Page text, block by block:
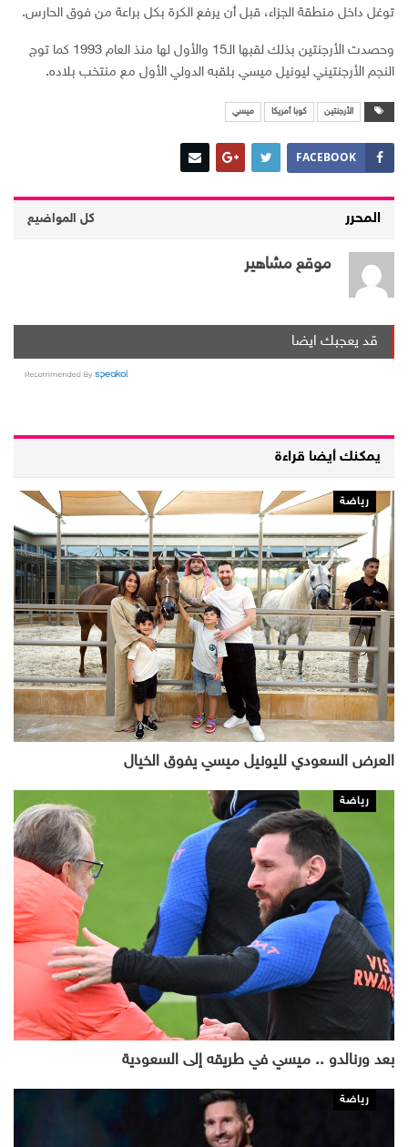
توغل داخل منطقة الجزاء، قبل أن يرفع الكرة بكل براعة من فوق الحارس.
وحصدت الأرجنتين بذلك لقبها الـ15 والأول لها منذ العام 1993 كما توج
النجم الأرجنتيني ليونيل ميسي بلقبه الدولي الأول مع منتخب بلاده.
الأرجنتين كوبا أمريكا ميسي
FACEBOOK
المحرر كل المواضيع
موقع مشاهير
قد يعجبك ايضا
يمكنك أيضا قراءة
رياضة
العرض السعودي لليونيل ميسي يفوق الخيال
رياضة
بعد ورنالدو .. ميسي في طريقه إلى السعودية
رياضة